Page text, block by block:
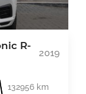
R-
2019
132956 km